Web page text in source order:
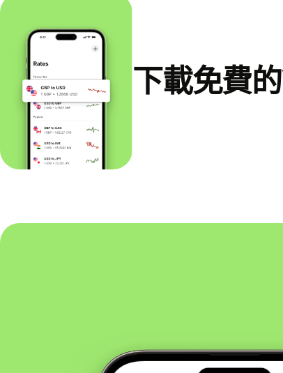
下載免費